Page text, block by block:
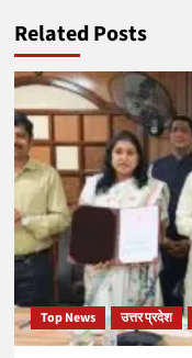
Related Posts
Top News उत्तर प्रदेश